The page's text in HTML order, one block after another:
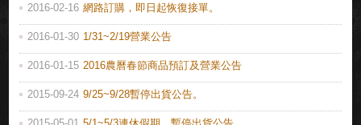
2016-02-16 網路訂購，即日起恢復接單。
2016-01-30 1/31~2/19營業公告
2016-01-15 2016農曆春節商品預訂及營業公告
2015-09-24 9/25~9/28暫停出貨公告。